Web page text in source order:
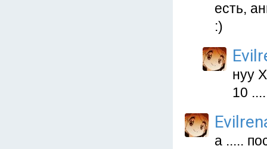
есть,
:)
нуу
10
а .....